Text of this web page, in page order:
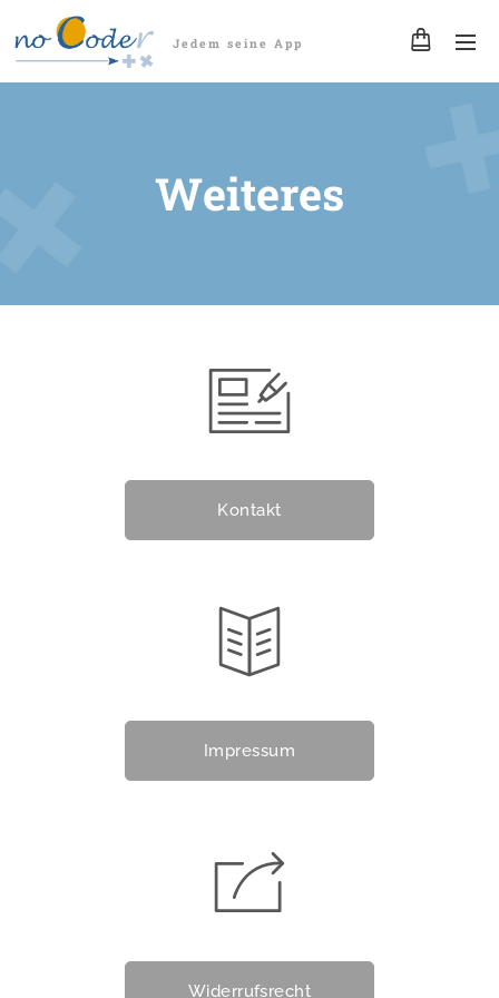
Jedem seine App
Weiteres
Kontakt
Impressum
Widerrufsrecht